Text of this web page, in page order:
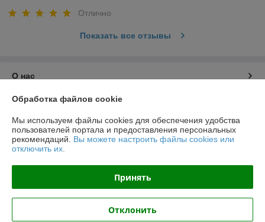
Отлично
Показать все отзывы
О нас
Контакты
Доставка и оплата
Полная версия сайта
Политика обработки cookies
Обработка файлов cookie
Мы используем файлы cookies для обеспечения удобства
пользователей портала и предоставления персональных
рекомендаций. Вы можете настроить файлы cookies или
отключить их.
Принять
Отклонить